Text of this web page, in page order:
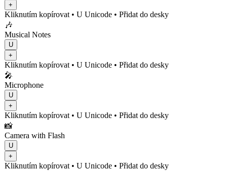
+
Kliknutím kopírovat • U Unicode • Přidat do desky
🎶
Musical Notes
U
+
Kliknutím kopírovat • U Unicode • Přidat do desky
🎤
Microphone
U
+
Kliknutím kopírovat • U Unicode • Přidat do desky
📸
Camera with Flash
U
+
Kliknutím kopírovat • U Unicode • Přidat do desky